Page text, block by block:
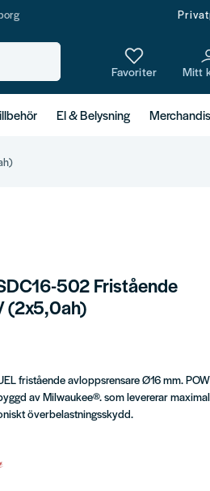
El & Belysning
502 Fristående
(2x5,0ah)
fristående avloppsrensare Ø16 mm.
av Milwaukee®. som levererar
överbelastningsskydd.